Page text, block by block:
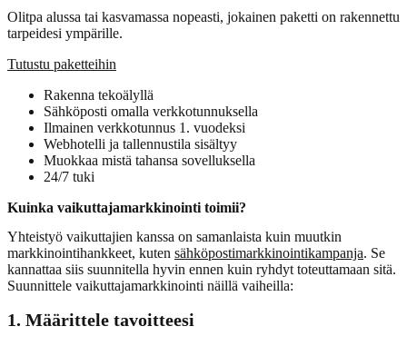
Olitpa alussa tai kasvamassa nopeasti, jokainen paketti on rakennettu
tarpeidesi ympärille.
Tutustu paketteihin
Rakenna tekoälyllä
Sähköposti omalla verkkotunnuksella
Ilmainen verkkotunnus 1. vuodeksi
Webhotelli ja tallennustila sisältyy
Muokkaa mistä tahansa sovelluksella
24/7 tuki
Kuinka vaikuttajamarkkinointi toimii?
Yhteistyö vaikuttajien kanssa on samanlaista kuin muutkin
markkinointihankkeet, kuten sähköpostimarkkinointikampanja. Se
kannattaa siis suunnitella hyvin ennen kuin ryhdyt toteuttamaan sitä.
Suunnittele vaikuttajamarkkinointi näillä vaiheilla:
1. Määrittele tavoitteesi